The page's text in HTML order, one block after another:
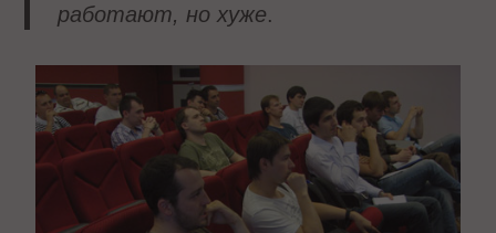
работают, но хуже.